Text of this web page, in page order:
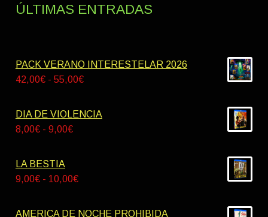
ÚLTIMAS ENTRADAS
PACK VERANO INTERESTELAR 2026
42,00€ - 55,00€Rango
precios:
DIA DE VIOLENCIA
8,00€ - 9,00€Rango
desde
LA BESTIA
9,00€ - 10,00€Rango
precios:
AMERICA DE NOCHE PROHIBIDA